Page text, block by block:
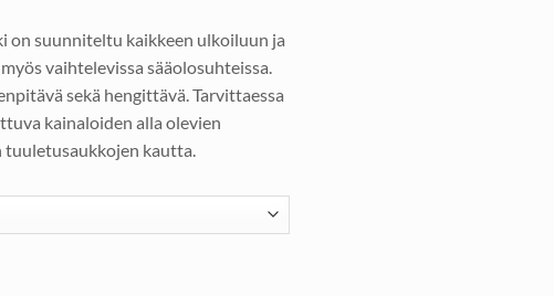
on suunniteltu kaikkeen ulkoiluun ja
vaihtelevissa sääolosuhteissa.
sekä hengittävä. Tarvittaessa
kainaloiden alla olevien
kautta.